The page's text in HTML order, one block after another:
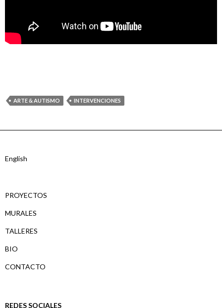
ARTE & AUTISMO INTERVENCIONES
English
PROYECTOS
MURALES
TALLERES
BIO
CONTACTO
REDES SOCIALES